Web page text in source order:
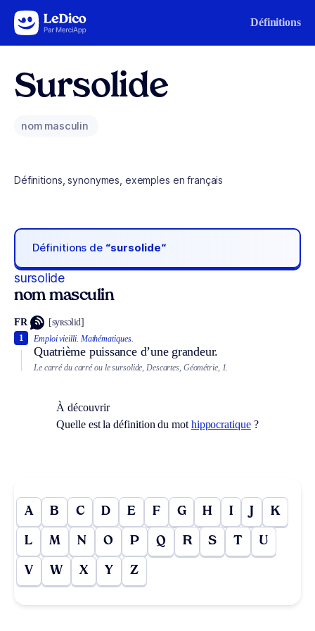
Aller au contenu Définitions
Sursolide
nom masculin
Définitions, synonymes, exemples en français
Définitions de “sursolide“
sursolide
nom masculin
FR [syʀsɔlid]
Emploi vieilli. Mathématiques.
Quatrième puissance d’une grandeur.
1
Le carré du carré ou le sursolide, Descartes, Géométrie, 1.
À découvrir
Quelle est la définition du mot hippocratique?
A B C D E F G H I J K
L M N O P Q R S T U
V W X Y Z